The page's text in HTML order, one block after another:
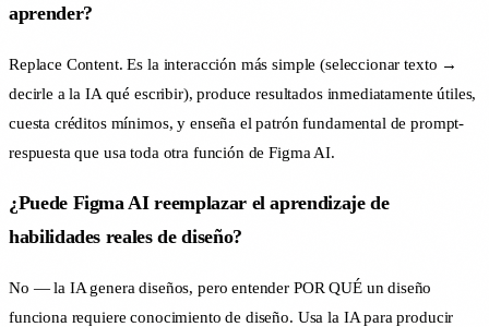
aprender?
Replace Content. Es la interacción más simple (seleccionar texto →
decirle a la IA qué escribir), produce resultados inmediatamente útiles,
cuesta créditos mínimos, y enseña el patrón fundamental de prompt-
respuesta que usa toda otra función de Figma AI.
¿Puede Figma AI reemplazar el aprendizaje de
habilidades reales de diseño?
No — la IA genera diseños, pero entender POR QUÉ un diseño
funciona requiere conocimiento de diseño. Usa la IA para producir